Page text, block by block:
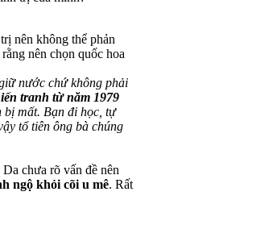
nên không thể phản
nên chọn quốc hoa
nước chứ không phải
tranh từ năm 1979
bị mất. Bạn đi học, tự
tổ tiên ông bà chúng
chưa rõ vấn đề nên
ngộ khỏi cõi u mê. Rất